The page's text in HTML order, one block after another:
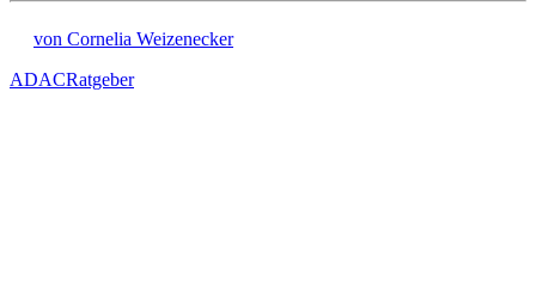
von Cornelia Weizenecker
ADACRatgeber